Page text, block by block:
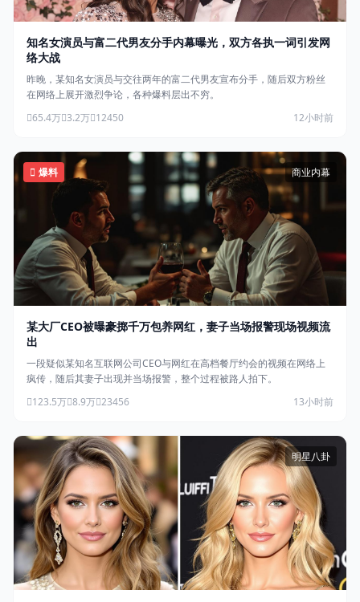
知名女演员与富二代男友分手内幕曝光，双方各执一词引发网
络大战
昨晚，某知名女演员与交往两年的富二代男友宣布分手，随后双方粉丝
在网络上展开激烈争论，各种爆料层出不穷。
65.4万 3.2万 12450 12小时前
爆料 商业内幕
某大厂CEO被曝豪掷千万包养网红，妻子当场报警现场视频流
出
一段疑似某知名互联网公司CEO与网红在高档餐厅约会的视频在网络上
疯传，随后其妻子出现并当场报警，整个过程被路人拍下。
123.5万 8.9万 23456 13小时前
明星八卦